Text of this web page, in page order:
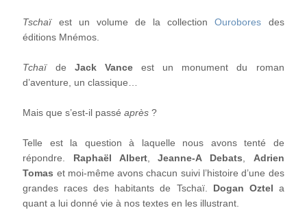
Tschaïest un volume de la collectionOurobores des
éditions Mnémos.
Tchaïde Jack Vance est un monument du roman
d’aventure, un classique…
Mais que s’est-il passéaprès ?
Telle est la question à laquelle nous avons tenté de
répondre. Raphaël Albert,Jeanne-A Debats
Adrien
Tomas et moi-même avons chacun suivi l’histoire d’une des
grandes races des habitants de Tschaï. Dogan Oztel a
quant a lui donné vie à nos textes en les illustrant.